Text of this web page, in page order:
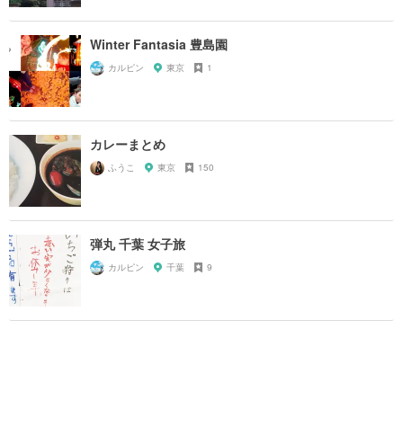
Winter Fantasia 豊島園
カルピン 東京 1
カレーまとめ
ふうこ 東京 150
弾丸 千葉 女子旅
カルピン 千葉 9